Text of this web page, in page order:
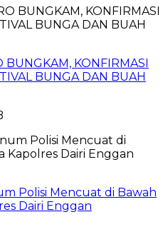
BUNGKAM, KONFIRMASI
BUNGA DAN BUAH
Polisi Mencuat di Bawah
Dairi Enggan